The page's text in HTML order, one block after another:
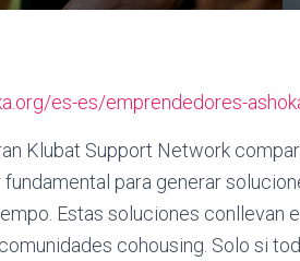
es-es/emprendedores-
Klubat Support Network
para generar
Estas soluciones conllevan
cohousing. Solo si